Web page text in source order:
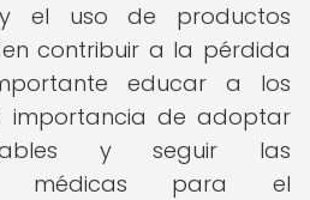
el uso de productos
contribuir a la pérdida
educar a los
importancia de adoptar
y seguir las
médicas para el